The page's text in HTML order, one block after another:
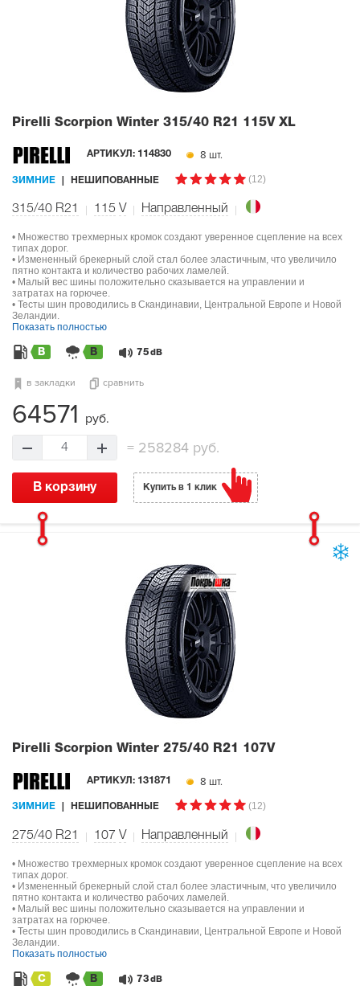
Pirelli Scorpion Winter 315/40 R21 115V XL
АРТИКУЛ: 114830 8 шт.
ЗИМНИЕ НЕШИПОВАННЫЕ (12)
315/40 R21 115 V Направленный
• Множество трехмерных кромок создают уверенное сцепление на всех
типах дорог.
• Измененный брекерный слой стал более эластичным, что увеличило
пятно контакта и количество рабочих ламелей.
• Малый вес шины положительно сказывается на управлении и
затратах на горючее.
• Тесты шин проводились в Скандинавии, Центральной Европе и Новой
Зеландии.
Показать полностью
B B 75 dB
в закладки сравнить
64571 руб.
4 = 258284 руб.
В корзину Купить в 1 клик
Pirelli Scorpion Winter 275/40 R21 107V
АРТИКУЛ: 131871 8 шт.
ЗИМНИЕ НЕШИПОВАННЫЕ (12)
275/40 R21 107 V Направленный
• Множество трехмерных кромок создают уверенное сцепление на всех
типах дорог.
• Измененный брекерный слой стал более эластичным, что увеличило
пятно контакта и количество рабочих ламелей.
• Малый вес шины положительно сказывается на управлении и
затратах на горючее.
• Тесты шин проводились в Скандинавии, Центральной Европе и Новой
Зеландии.
Показать полностью
C B 73 dB